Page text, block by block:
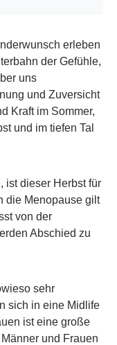
erleben
der Gefühle,
uns
und Zuversicht
Kraft im Sommer,
und im tiefen Tal
ist dieser Herbst für
die Menopause gilt
von der
Abschied zu
sehr
sich in eine Midlife
ist eine große
und Frauen